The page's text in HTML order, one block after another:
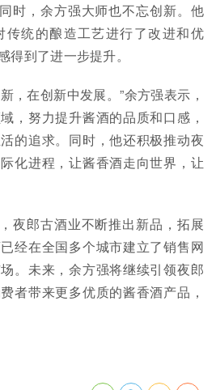
时，余方强大师也不忘创新。他
传统的酿造工艺进行了改进和优
得到了进一步提升。
，在创新中发展。”余方强表示，
，努力提升酱酒的品质和口感，
的追求。同时，他还积极推动夜
化进程，让酱香酒走向世界，让
夜郎古酒业不断推出新品，拓展
经在全国多个城市建立了销售网
。未来，余方强将继续引领夜郎
者带来更多优质的酱香酒产品，